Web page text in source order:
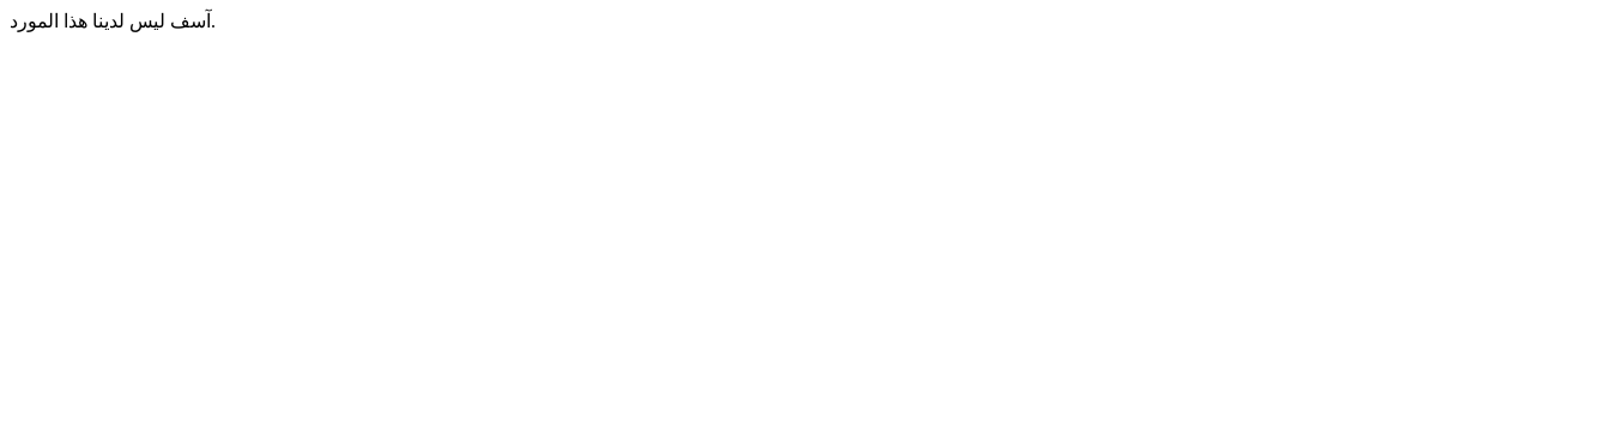
آسف ليس لدينا هذا المورد.